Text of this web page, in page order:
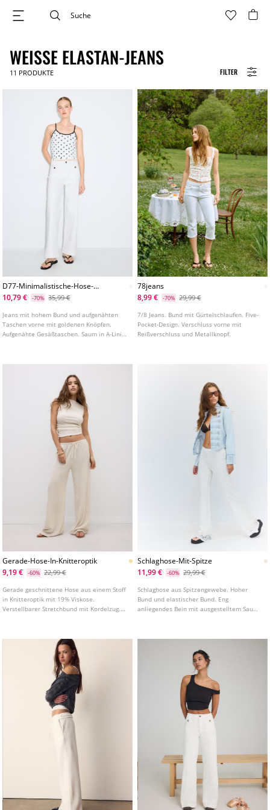
FILTER
WEISSE ELASTAN-JEANS
11 PRODUKTE
D77-Minimalistische-Hose-
Mit-Taschen-L01477778
10,79 € -70% 35,99 €
Jeans mit hohem Bund und aufgenähten
Taschen vorne mit goldenen Knöpfen.
Aufgenähte Gesäßtaschen. Saum in A-Linie.
78jeans
8,99 €
-70% 29,99 €
7/8 Jeans. Bund mit Gürtelschlaufen. Five-
Pocket-Design. Verschluss vorne mit
Reißverschluss und Metallknopf.
Gerade-Hose-In-Knitteroptik
9,19 €
-60% 22,99 €
Gerade geschnittene Hose aus einem Stoff
in Knitteroptik mit 19% Viskose.
Verstellbarer Stretchbund mit Kordelzug.
Schlaghose-Mit-Spitze
11,99 €
-60% 29,99 €
Schlaghose aus Spitzengewebe. Hoher
Bund und elastischer Bund. Eng
anliegendes Bein mit ausgestelltem Saum.